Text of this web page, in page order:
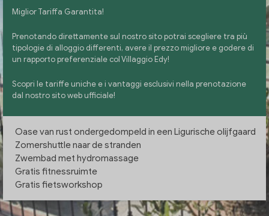
Miglior Tariffa Garantita!
Prenotando direttamente sul nostro sito potrai scegliere tra più
tipologie di alloggio differenti, avere il prezzo migliore e godere di
un rapporto preferenziale col Villaggio Edy!
Scopri le tariffe uniche e i vantaggi esclusivi nella prenotazione
dal nostro sito web ufficiale!
Oase van rust ondergedompeld in een Ligurische olijfgaard
Zomershuttle naar de stranden
Zwembad met hydromassage
Gratis fitnessruimte
Gratis fietsworkshop